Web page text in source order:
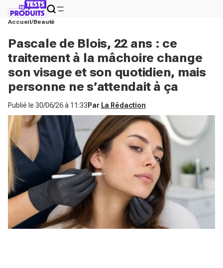
Accueil Beauté
Pascale de Blois, 22 ans : ce
traitement à la mâchoire change
son visage et son quotidien, mais
personne ne s’attendait à ça
Publié le 30/06/26 à 11:33 Par La Rédaction